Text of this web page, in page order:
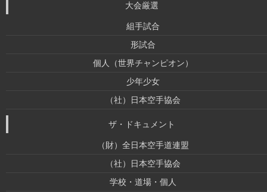
大会厳選
組手試合
形試合
個人（世界チャンピオン）
少年少女
（社）日本空手協会
ザ・ドキュメント
（財）全日本空手道連盟
（社）日本空手協会
学校・道場・個人